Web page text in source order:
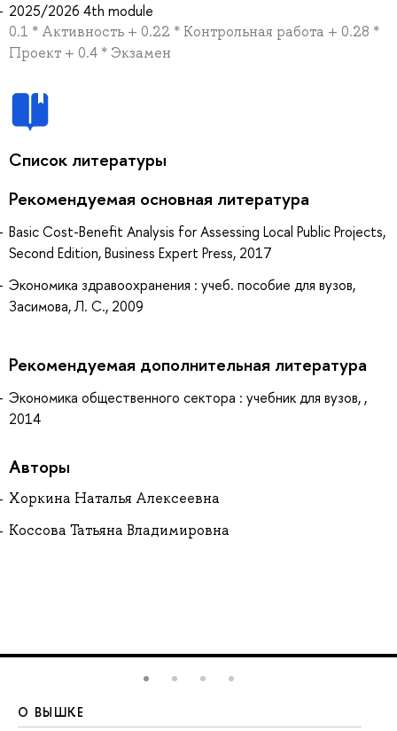
2025/2026 4th module
0.1 * Активность + 0.22 * Контрольная работа + 0.28 *
Проект + 0.4 * Экзамен
Список литературы
Рекомендуемая основная литература
Basic Cost-Benefit Analysis for Assessing Local Public Projects,
Second Edition, Business Expert Press, 2017
Экономика здравоохранения : учеб. пособие для вузов,
Засимова, Л. С., 2009
Рекомендуемая дополнительная литература
Экономика общественного сектора : учебник для вузов, ,
2014
Авторы
Хоркина Наталья Алексеевна
Коссова Татьяна Владимировна
О ВЫШКЕ